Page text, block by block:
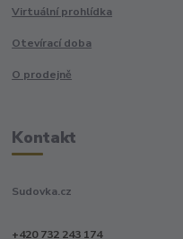
Virtuální prohlídka
Otevírací doba
O prodejně
Kontakt
Sudovka.cz
+420 732 243 174